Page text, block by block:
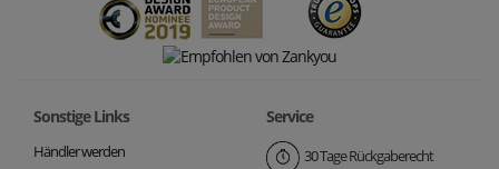
Sonstige Links
Händler werden
Service
30 Tage Rückgaberecht